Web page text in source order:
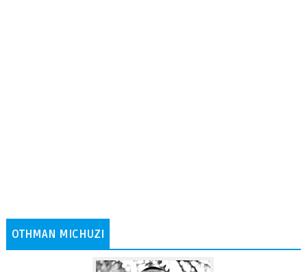
OTHMAN MICHUZI